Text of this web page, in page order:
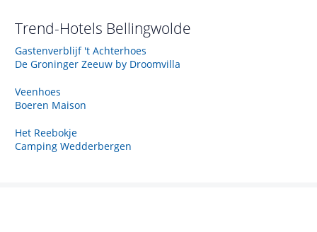
Trend-Hotels Bellingwolde
Gastenverblijf 't Achterhoes
De Groninger Zeeuw by Droomvilla
Veenhoes
Boeren Maison
Het Reebokje
Camping Wedderbergen